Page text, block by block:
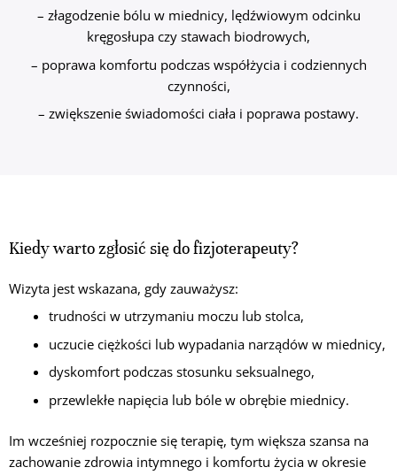
– złagodzenie bólu w miednicy, lędźwiowym odcinku
kręgosłupa czy stawach biodrowych,
– poprawa komfortu podczas współżycia i codziennych
czynności,
– zwiększenie świadomości ciała i poprawa postawy.
Kiedy warto zgłosić się do fizjoterapeuty?
Wizyta jest wskazana, gdy zauważysz:
trudności w utrzymaniu moczu lub stolca,
uczucie ciężkości lub wypadania narządów w miednicy,
dyskomfort podczas stosunku seksualnego,
przewlekłe napięcia lub bóle w obrębie miednicy.
Im wcześniej rozpocznie się terapię, tym większa szansa na
zachowanie zdrowia intymnego i komfortu życia w okresie